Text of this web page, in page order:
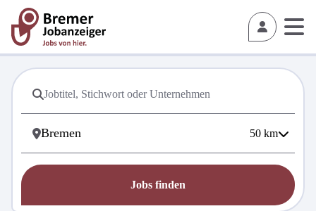
50 km
Jobs finden